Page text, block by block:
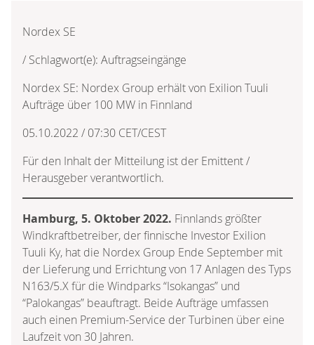
Nordex SE
/ Schlagwort(e): Auftragseingänge
Nordex SE: Nordex Group erhält von Exilion Tuuli
Aufträge über 100 MW in Finnland
05.10.2022 / 07:30 CET/CEST
Für den Inhalt der Mitteilung ist der Emittent /
Herausgeber verantwortlich.
Hamburg, 5. Oktober 2022. Finnlands größter
Windkraftbetreiber, der finnische Investor Exilion
Tuuli Ky, hat die Nordex Group Ende September mit
der Lieferung und Errichtung von 17 Anlagen des Typs
N163/5.X für die Windparks “Isokangas” und
“Palokangas” beauftragt. Beide Aufträge umfassen
auch einen Premium-Service der Turbinen über eine
Laufzeit von 30 Jahren.